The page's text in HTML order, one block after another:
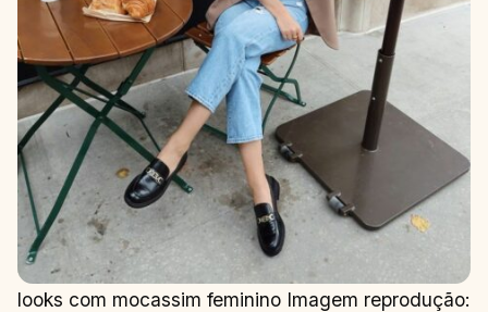
looks com mocassim feminino Imagem reprodução: